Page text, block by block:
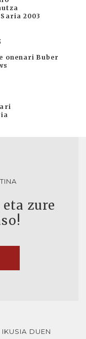
2003
onenari Buber
zure
IKUSIA DUEN